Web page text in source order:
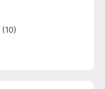
(10)